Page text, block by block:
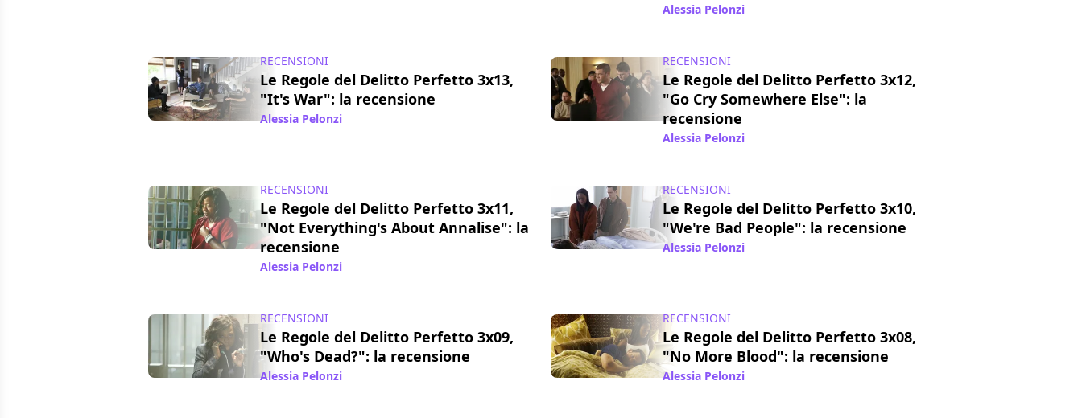
Alessia Pelonzi
RECENSIONI
Le Regole del Delitto Perfetto 3x13,
"It's War": la recensione
Alessia Pelonzi
RECENSIONI
Le Regole del Delitto Perfetto 3x12,
"Go Cry Somewhere Else": la
recensione
Alessia Pelonzi
RECENSIONI
Le Regole del Delitto Perfetto 3x11,
"Not Everything's About Annalise": la
recensione
Alessia Pelonzi
RECENSIONI
Le Regole del Delitto Perfetto 3x10,
"We're Bad People": la recensione
Alessia Pelonzi
RECENSIONI
Le Regole del Delitto Perfetto 3x09,
"Who's Dead?": la recensione
Alessia Pelonzi
RECENSIONI
Le Regole del Delitto Perfetto 3x08,
"No More Blood": la recensione
Alessia Pelonzi